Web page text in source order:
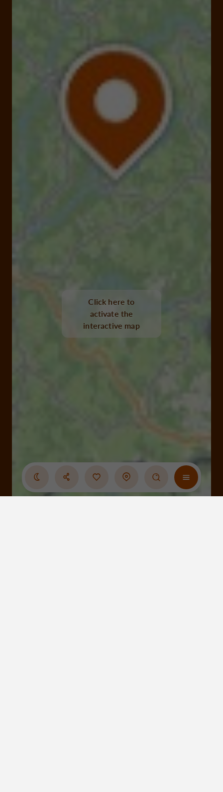
Click here to
activate the
interactive map